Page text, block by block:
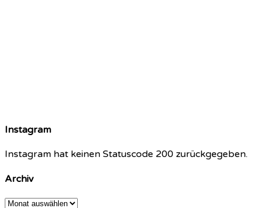
Instagram
Instagram hat keinen Statuscode 200 zurückgegeben.
Archiv
Archiv